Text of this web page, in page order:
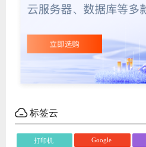
标签云
打印机 Google